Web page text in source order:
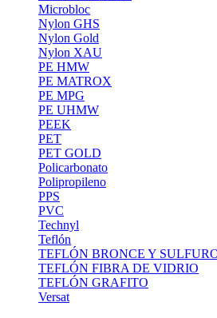
Microbloc
Nylon GHS
Nylon Gold
Nylon XAU
PE HMW
PE MATROX
PE MPG
PE UHMW
PEEK
PET
PET GOLD
Policarbonato
Polipropileno
PPS
PVC
Technyl
Teflón
TEFLÓN BRONCE Y
TEFLÓN FIBRA DE VIDRIO
TEFLÓN GRAFITO
Versat